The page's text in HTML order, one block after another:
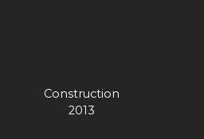
Construction
2013